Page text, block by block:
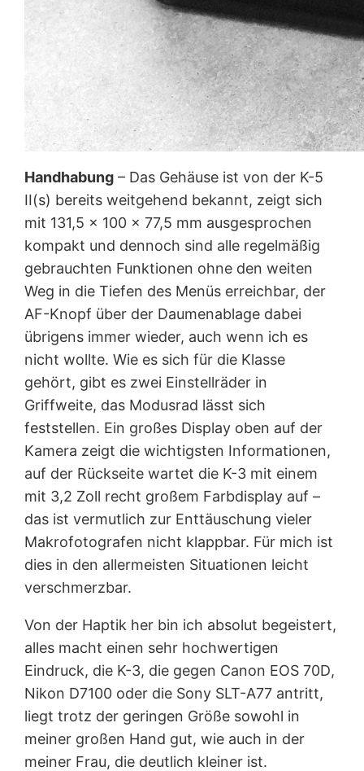
Handhabung – Das Gehäuse ist von der K-5
II(s) bereits weitgehend bekannt, zeigt sich
mit 131,5 x 100 x 77,5 mm ausgesprochen
kompakt und dennoch sind alle regelmäßig
gebrauchten Funktionen ohne den weiten
Weg in die Tiefen des Menüs erreichbar, der
AF-Knopf über der Daumenablage dabei
übrigens immer wieder, auch wenn ich es
nicht wollte. Wie es sich für die Klasse
gehört, gibt es zwei Einstellräder in
Griffweite, das Modusrad lässt sich
feststellen. Ein großes Display oben auf der
Kamera zeigt die wichtigsten Informationen,
auf der Rückseite wartet die K-3 mit einem
mit 3,2 Zoll recht großem Farbdisplay auf –
das ist vermutlich zur Enttäuschung vieler
Makrofotografen nicht klappbar. Für mich ist
dies in den allermeisten Situationen leicht
verschmerzbar.
Von der Haptik her bin ich absolut begeistert,
alles macht einen sehr hochwertigen
Eindruck, die K-3, die gegen Canon EOS 70D,
Nikon D7100 oder die Sony SLT-A77 antritt,
liegt trotz der geringen Größe sowohl in
meiner großen Hand gut, wie auch in der
meiner Frau, die deutlich kleiner ist.